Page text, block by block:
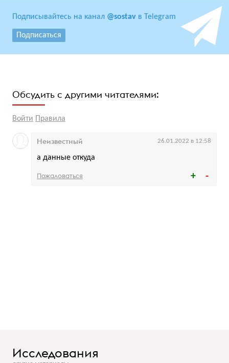
Подписывайтесь на канал @sostav в Telegram
Подписаться
Обсудить с другими читателями:
Войти Правила
а данные откуда
Неизвестный 26.01.2022 в 12:58
Пожаловаться
Исследования